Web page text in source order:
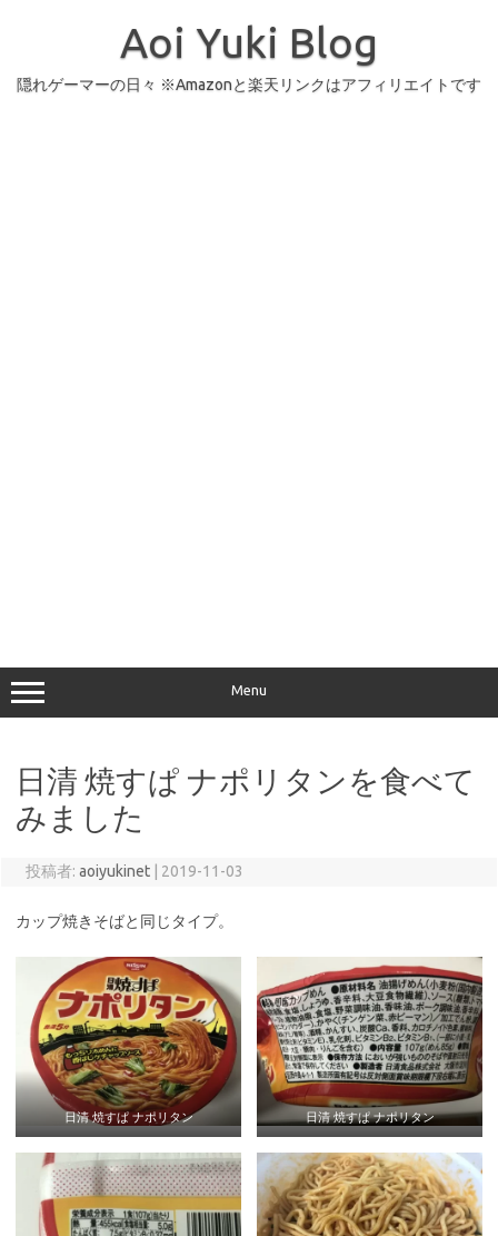
Aoi Yuki Blog
隠れゲーマーの日々 ※Amazonと楽天リンクはアフィリエイトです
Menu
日清 焼すぱ ナポリタンを食べて
みました
投稿者: aoiyukinet 2019-11-03
カップ焼きそばと同じタイプ。
日清 焼すぱ ナポリタン 日清 焼すぱ ナポリタン